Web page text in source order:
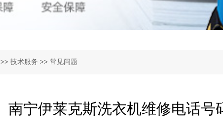
>> 技术服务 >> 常见问题
南宁伊莱克斯洗衣机维修电话